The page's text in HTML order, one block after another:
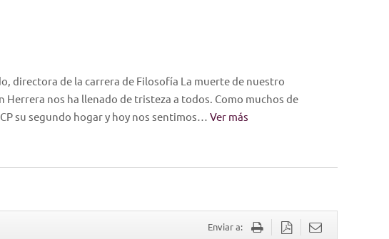
directora de la carrera de Filosofía La muerte de nuestro
Herrera nos ha llenado de tristeza a todos. Como muchos de
su segundo hogar y hoy nos sentimos… Ver más
Enviar a: